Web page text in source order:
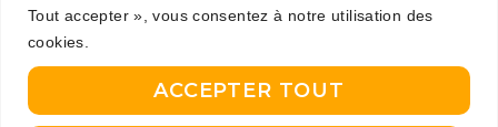
Tout accepter », vous consentez à notre utilisation des
cookies.
ACCEPTER TOUT